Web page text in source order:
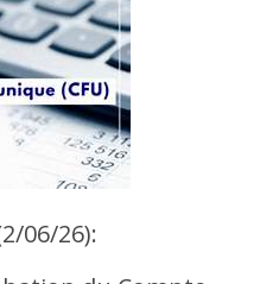
06/26):